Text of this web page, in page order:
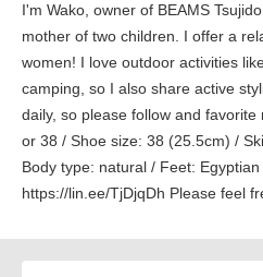
I'm Wako, owner of BEAMS
mother of two children. I offer a
women! I love outdoor activities
camping, so I also share active
daily, so please follow and
or 38 / Shoe size: 38 (25.5cm) /
Body type: natural / Feet:
https://lin.ee/TjDjqDh Please feel